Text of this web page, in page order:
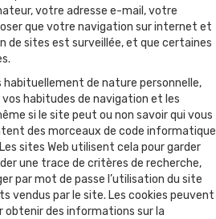
votre adresse e-mail, votre
que votre navigation sur internet et
de sites est surveillée, et que certaines
de nature personnelle,
habitudes de navigation et les
si le site peut ou non savoir qui vous
des morceaux de code informatique
sites Web utilisent cela pour garder
une trace de critères de recherche,
par mot de passe l’utilisation du site
vendus par le site. Les cookies peuvent
des informations sur la